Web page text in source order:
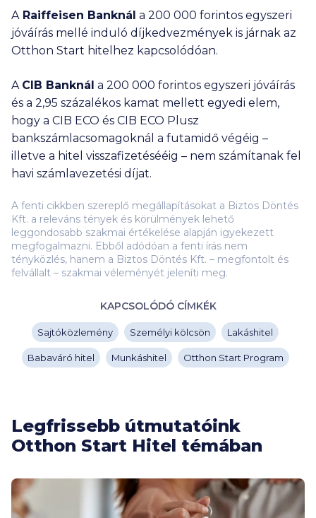
A Raiffeisen Banknál a 200 000 forintos egyszeri
jóváírás mellé induló díjkedvezmények is járnak az
Otthon Start hitelhez kapcsolódóan.
A CIB Banknál a 200 000 forintos egyszeri jóváírás
és a 2,95 százalékos kamat mellett egyedi elem,
hogy a CIB ECO és CIB ECO Plusz
bankszámlacsomagoknál a futamidő végéig –
illetve a hitel visszafizetésééig – nem számítanak fel
havi számlavezetési díjat.
A fenti cikkben szereplő megállapításokat a Biztos Döntés
Kft. a releváns tények és körülmények lehető
leggondosabb szakmai értékelése alapján igyekezett
megfogalmazni. Ebből adódóan a fenti írás nem
tényközlés, hanem a Biztos Döntés Kft. – megfontolt és
felvállalt – szakmai véleményét jeleníti meg.
KAPCSOLÓDÓ CÍMKÉK
Sajtóközlemény Személyi kölcsön Lakáshitel
Babaváró hitel Munkáshitel Otthon Start Program
Legfrissebb útmutatóink
Otthon Start Hitel témában